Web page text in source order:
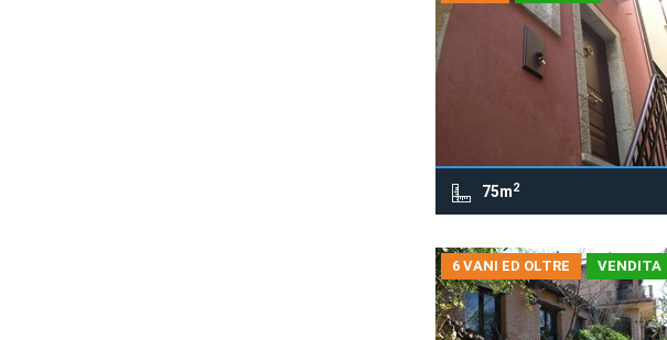
75m2
6 VANI ED OLTRE VENDITA